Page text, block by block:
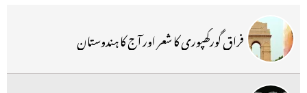
فراق گورکھپوری کا شعر اور آج کا ہندوستان